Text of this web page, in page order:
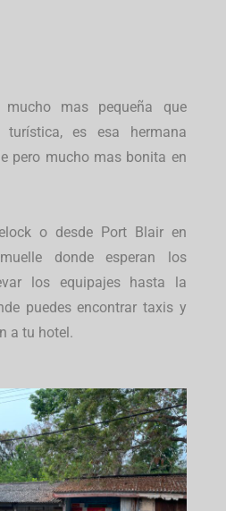
mas pequeña que
es esa hermana
pero mucho mas bonita en
o desde Port Blair en
donde esperan los
los equipajes hasta la
puedes encontrar taxis y
a tu hotel.